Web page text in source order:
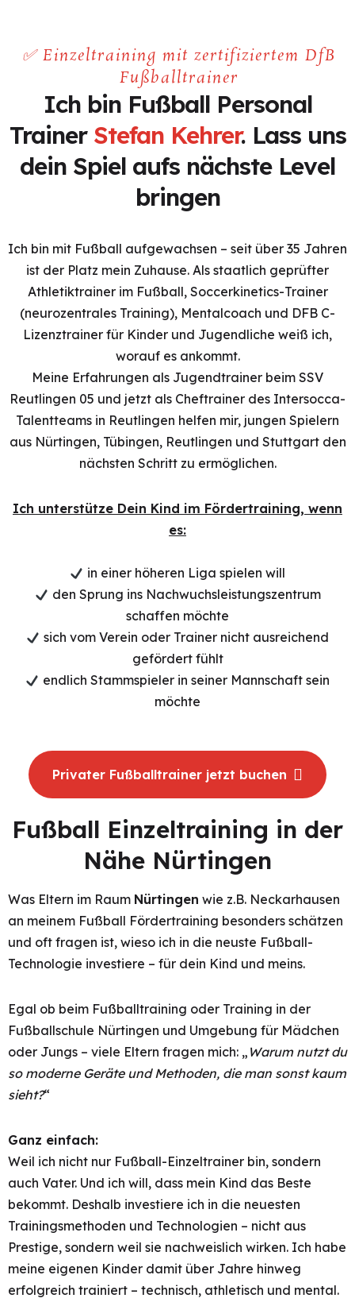
✅ Einzeltraining mit zertifiziertem DfB
Fußballtrainer
Ich bin Fußball Personal
TrainerStefan Kehrer. Lass uns
dein Spiel aufs nächste Level
bringen
Ich bin mit Fußball aufgewachsen – seit über 35 Jahren
ist der Platz mein Zuhause. Als staatlich geprüfter
Athletiktrainer im Fußball, Soccerkinetics-Trainer
(neurozentrales Training), Mentalcoach und DFB C-
Lizenztrainer für Kinder und Jugendliche weiß ich,
worauf es ankommt.
Meine Erfahrungen als Jugendtrainer beim SSV
Reutlingen 05 und jetzt als Cheftrainer des Intersocca-
Talentteams in Reutlingen helfen mir, jungen Spielern
aus Nürtingen, Tübingen, Reutlingen und Stuttgart den
nächsten Schritt zu ermöglichen.
Ich unterstütze Dein Kind im Fördertraining, wenn
es:
in einer höheren Liga spielen will
den Sprung ins Nachwuchsleistungszentrum
schaffen möchte
sich vom Verein oder Trainer nicht ausreichend
gefördert fühlt
endlich Stammspieler in seiner Mannschaft sein
möchte
Privater Fußballtrainer jetzt buchen
Fußball Einzeltraining in der
Nähe Nürtingen
Was Eltern im Raum Nürtingen wie z.B. Neckarhausen
an meinem Fußball Fördertraining besonders schätzen
und oft fragen ist, wieso ich in die neuste Fußball-
Technologie investiere – für dein Kind und meins.
Egal ob beim Fußballtraining oder Training in der
Fußballschule Nürtingen und Umgebung für Mädchen
oder Jungs – viele Eltern fragen mich: „ Warum nutzt du
so moderne Geräte und Methoden, die man sonst kaum
sieht?“
Ganz einfach:
Weil ich nicht nur Fußball-Einzeltrainer bin, sondern
auch Vater. Und ich will, dass mein Kind das Beste
bekommt. Deshalb investiere ich in die neuesten
Trainingsmethoden und Technologien – nicht aus
Prestige, sondern weil sie nachweislich wirken. Ich habe
meine eigenen Kinder damit über Jahre hinweg
erfolgreich trainiert – technisch, athletisch und mental.